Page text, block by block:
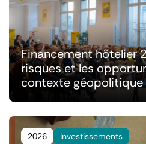
Financement hôtelier
risques et les
contexte géopolitique
2026 Investissements